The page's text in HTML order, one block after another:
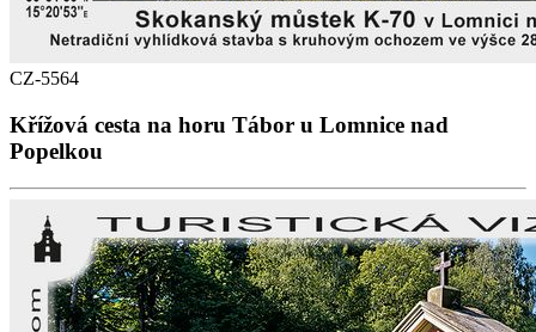
CZ-5564
Křížová cesta na horu Tábor u Lomnice nad
Popelkou